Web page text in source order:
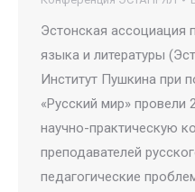
Эстонская ассоциация
языка и литературы
Институт Пушкина при
«Русский мир» провели
научно-практическую
преподавателей
педагогические